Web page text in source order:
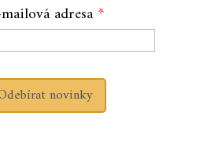
adresa
novinky